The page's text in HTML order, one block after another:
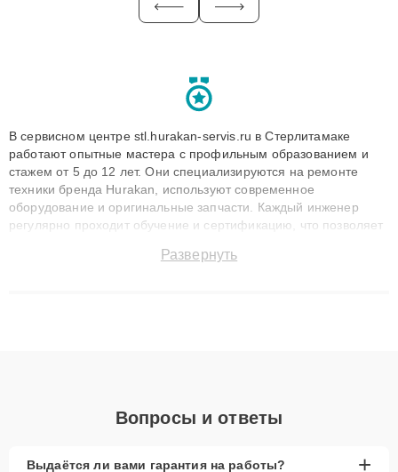
В сервисном центре stl.hurakan-servis.ru в Стерлитамаке
работают опытные мастера с профильным образованием и
стажем от 5 до 12 лет. Они специализируются на ремонте
техники бренда Hurakan, используют современное
оборудование и оригинальные запчасти. Каждый инженер
регулярно проходит обучение и сертификацию, что позволяет
технику с сохранением гарантии до 3 лет. Наши мастера
Развернуть
Вопросы и ответы
Выдаётся ли вами гарантия на работы? +